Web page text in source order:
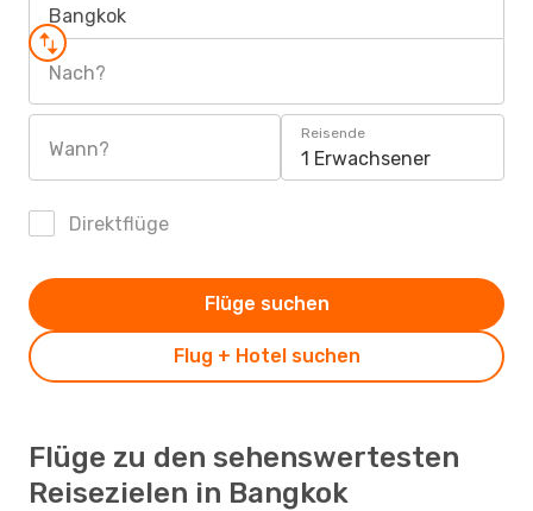
Bangkok
Nach?
Wann?
Reisende
1 Erwachsener
Direktflüge
Flug + Hotel suchen
Flüge suchen
Flüge zu den sehenswertesten
Reisezielen in Bangkok